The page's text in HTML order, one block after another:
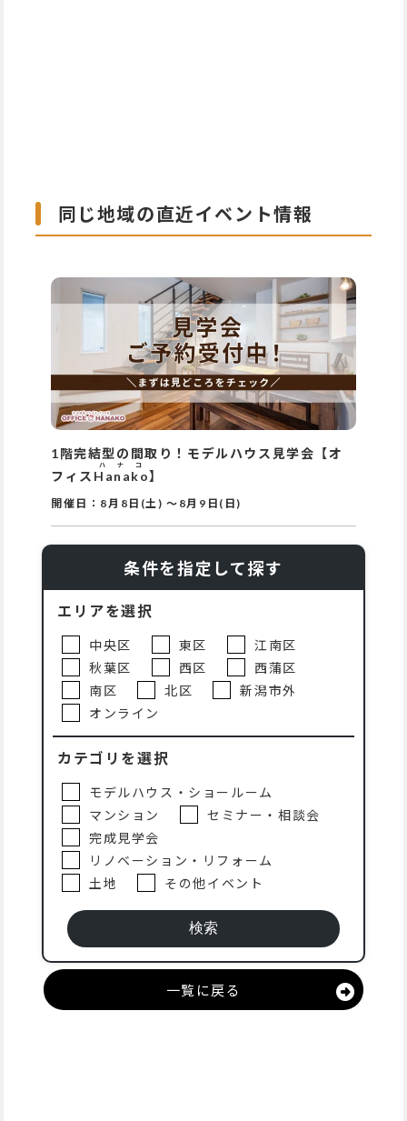
同じ地域の直近イベント情報
1階完結型の間取り！モデルハウス見学会【オ
フィス Hanako
ハナコ
】
開催日： 8月8日(土) ～ 8月9日(日)
条件を指定して探す
エリアを選択
中央区 東区
江南区
秋葉区
西区
西蒲区
南区
北区
新潟市外
オンライン
カテゴリを選択
モデルハウス・ショールーム
マンション
セミナー・相談会
完成見学会
リノベーション・リフォーム
土地
その他イベント
一覧に戻る